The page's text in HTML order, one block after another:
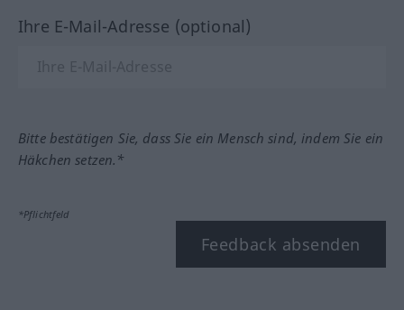
Ihre E-Mail-Adresse (optional)
Bitte bestätigen Sie, dass Sie ein Mensch sind, indem Sie ein
Häkchen setzen.*
*Pflichtfeld
Feedback absenden